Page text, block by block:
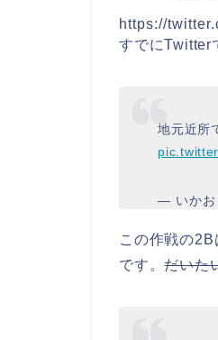
https://
すでにTwitter
地元近所
— いかお
この作戦の
です。だいた